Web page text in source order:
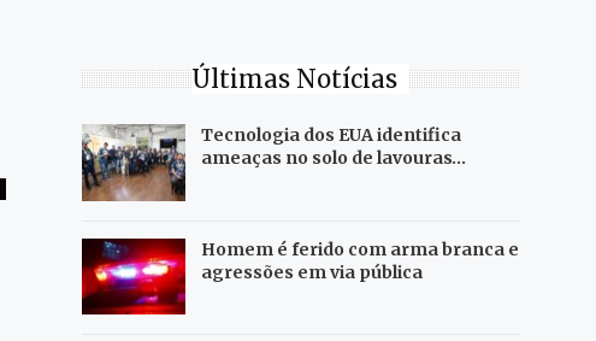
Últimas Notícias
Tecnologia dos EUA identifica
ameaças no solo de lavouras…
Homem é ferido com arma branca e
agressões em via pública